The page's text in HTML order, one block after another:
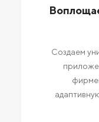
Создаем